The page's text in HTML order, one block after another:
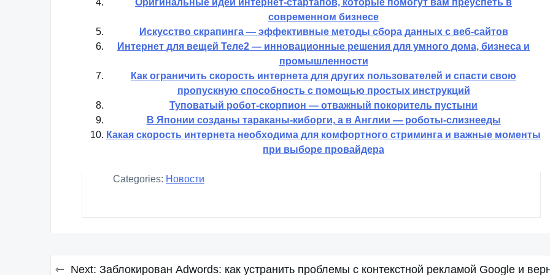
Оригинальные идеи интернет-стартапов, которые помогут вам преуспеть в
современном бизнесе
Искусство скрапинга — эффективные методы сбора данных с веб-сайтов
Интернет для вещей Теле2 — инновационные решения для умного дома, бизнеса и
промышленности
Как ограничить скорость интернета для других пользователей и спасти свою
пропускную способность с помощью простых инструкций
Туповатый робот-скорпион — отважный покоритель пустыни
В Японии созданы тараканы-киборги, а в Англии — роботы-слизнееды
Какая скорость интернета необходима для комфортного стриминга и важные моменты
при выборе провайдера
Categories: Новости
Навигация
Next: Заблокирован Adwords: как устранить проблемы с контекстной рекламой Google и